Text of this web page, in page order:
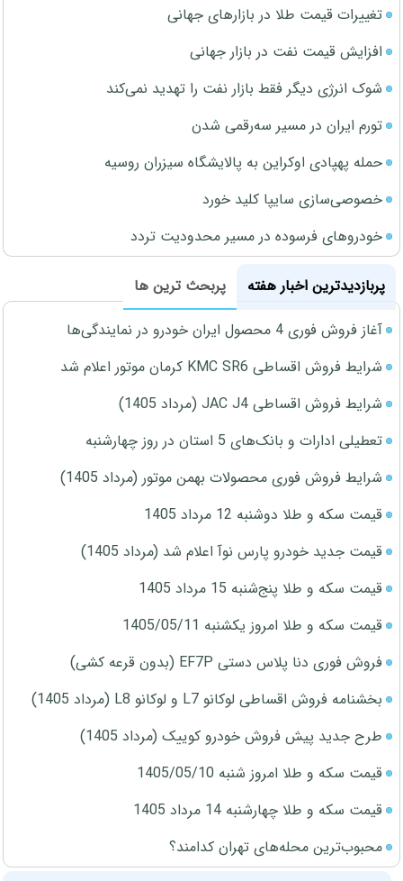
تغییرات قیمت طلا در بازارهای جهانی
افزایش قیمت نفت در بازار جهانی
شوک انرژی دیگر فقط بازار نفت را تهدید نمی‌کند
تورم ایران در مسیر سه‌رقمی شدن
حمله پهپادی اوکراین به پالایشگاه سیزران روسیه
خصوصی‌سازی سایپا کلید خورد
خودروهای فرسوده در مسیر محدودیت تردد
پربازدیدترین اخبار هفته
پربحث ترین ها
آغاز فروش فوری 4 محصول ایران خودرو در نمایندگی‌ها
شرایط فروش اقساطی KMC SR6 کرمان موتور اعلام شد
شرایط فروش اقساطی JAC J4 (مرداد 1405)
تعطیلی ادارات و بانک‌های 5 استان در روز چهارشنبه
شرایط فروش فوری محصولات بهمن موتور (مرداد 1405)
قیمت سکه و طلا دوشنبه 12 مرداد 1405
قیمت جدید خودرو پارس نوآ اعلام شد (مرداد 1405)
قیمت سکه و طلا پنج‌شنبه 15 مرداد 1405
قیمت سکه و طلا امروز یکشنبه 1405/05/11
فروش فوری دنا پلاس دستی EF7P (بدون قرعه کشی)
بخشنامه فروش اقساطی لوکانو L7 و لوکانو L8 (مرداد 1405)
طرح جدید پیش فروش خودرو کوییک (مرداد 1405)
قیمت سکه و طلا امروز شنبه 1405/05/10
قیمت سکه و طلا چهارشنبه 14 مرداد 1405
محبوب‌ترین محله‌های تهران کدامند؟